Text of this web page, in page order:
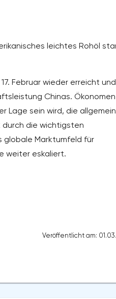
leichtes Rohöl
Februar wieder erreicht und
Chinas. Ökonomen
Lage sein wird, die
durch die wichtigsten
globale Marktumfeld für
weiter eskaliert.
Veröffentlicht am: